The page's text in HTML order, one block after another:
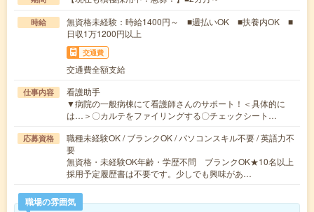
時給
無資格未経験：時給1400円～ ■週払いOK ■扶養内OK ■
日収1万1200円以上
交通費
交通費全額支給
仕事内容
看護助手
▼病院の一般病棟にて看護師さんのサポート！＜具体的に
は…＞〇カルテをファイリングする〇チェックシート…
応募資格
職種未経験OK / ブランクOK / パソコンスキル不要 / 英語力不
要
無資格・未経験OK年齢・学歴不問 ブランクOK★10名以上
採用予定履歴書は不要です。少しでも興味があ…
職場の雰囲気